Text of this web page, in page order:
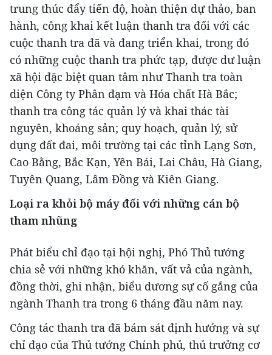
trung thúc đẩy tiến độ, hoàn thiện dự thảo, ban
hành, công khai kết luận thanh tra đối với các
cuộc thanh tra đã và đang triển khai, trong đó
có những cuộc thanh tra phức tạp, được dư luận
xã hội đặc biệt quan tâm như Thanh tra toàn
diện Công ty Phân đạm và Hóa chất Hà Bắc;
thanh tra công tác quản lý và khai thác tài
nguyên, khoáng sản; quy hoạch, quản lý, sử
dụng đất đai, môi trường tại các tỉnh Lạng Sơn,
Cao Bằng, Bắc Kạn, Yên Bái, Lai Châu, Hà Giang,
Tuyên Quang, Lâm Đồng và Kiên Giang.
Loại ra khỏi bộ máy đối với những cán bộ
tham nhũng
Phát biểu chỉ đạo tại hội nghị, Phó Thủ tướng
chia sẻ với những khó khăn, vất vả của ngành,
đồng thời, ghi nhận, biểu dương sự cố gắng của
ngành Thanh tra trong 6 tháng đầu năm nay.
Công tác thanh tra đã bám sát định hướng và sự
chỉ đạo của Thủ tướng Chính phủ, thủ trưởng cơ